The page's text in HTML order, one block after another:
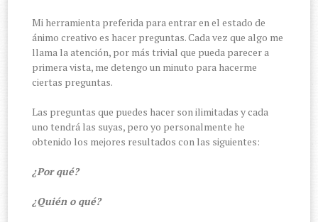
Mi herramienta preferida para entrar en el estado de
ánimo creativo es hacer preguntas. Cada vez que algo me
llama la atención, por más trivial que pueda parecer a
primera vista, me detengo un minuto para hacerme
ciertas preguntas.
Las preguntas que puedes hacer son ilimitadas y cada
uno tendrá las suyas, pero yo personalmente he
obtenido los mejores resultados con las siguientes:
¿Por qué?
¿Quién o qué?